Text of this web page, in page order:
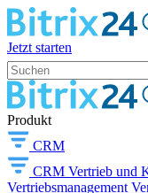
Jetzt starten
Produkt
CRM
CRM Vertrieb und
Vertriebsmanagement